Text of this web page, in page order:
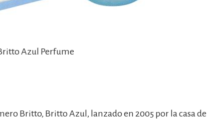
Azul Perfume
Britto, Britto Azul, lanzado en 2005 por la casa de